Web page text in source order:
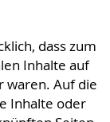
dass zum
Inhalte auf
waren. Auf die
Inhalte oder